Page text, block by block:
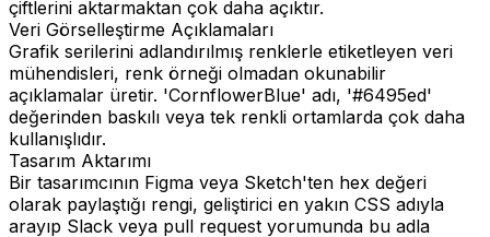
çiftlerini aktarmaktan çok daha açıktır.
Veri Görselleştirme Açıklamaları
Grafik serilerini adlandırılmış renklerle etiketleyen veri
mühendisleri, renk örneği olmadan okunabilir
açıklamalar üretir. 'CornflowerBlue' adı, '#6495ed'
değerinden baskılı veya tek renkli ortamlarda çok daha
kullanışlıdır.
Tasarım Aktarımı
Bir tasarımcının Figma veya Sketch'ten hex değeri
olarak paylaştığı rengi, geliştirici en yakın CSS adıyla
arayıp Slack veya pull request yorumunda bu adla